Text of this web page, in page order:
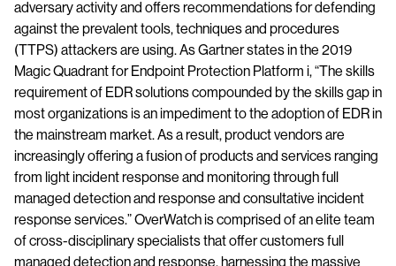
adversary activity and offers recommendations for defending
against the prevalent tools, techniques and procedures
(TTPS) attackers are using. As Gartner states in the ​2019
Magic Quadrant for Endpoint Protection Platform​ i​, “The skills
requirement of EDR solutions compounded by the skills gap in
most organizations is an impediment to the adoption of EDR in
the mainstream market. As a result, product vendors are
increasingly offering a fusion of products and services ranging
from light incident response and monitoring through full
managed detection and response and consultative incident
response services.” OverWatch is comprised of an elite team
of cross-disciplinary specialists that offer customers full
managed detection and response, harnessing the massive